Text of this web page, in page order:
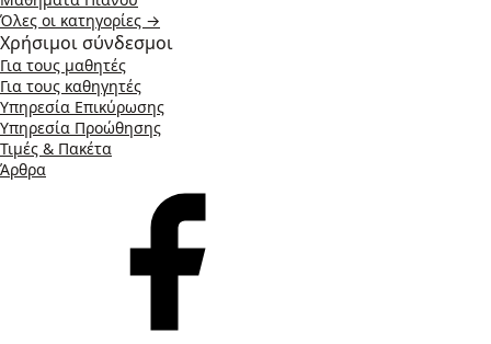
Όλες οι κατηγορίες →
Χρήσιμοι σύνδεσμοι
Για τους μαθητές
Για τους καθηγητές
Υπηρεσία Επικύρωσης
Υπηρεσία Προώθησης
Τιμές & Πακέτα
Άρθρα